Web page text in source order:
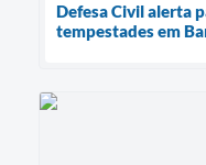
Defesa Civil alerta
tempestades em